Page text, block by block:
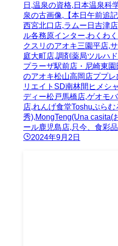
日,温泉の資格,日本温泉科
泉の古画像,【本日午前追
西宮北口店,ラムー日吉津
ル各務原インター,わくわ
クスリのアオキ三園平店,
庭大町店,調剤薬局ツルハ
プラーザ駅前店・尼崎東
のアオキ松山高岡店ププ
リエイトSD南林間ヒメシ
ディー松戸馬橋店,ゲオモ
店,れんげ食堂Toshuぷら
秀),MongTeng(Una casita(
ール鹿児島店,只今、食彩
2024年9月2日